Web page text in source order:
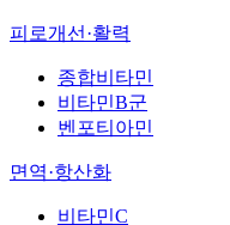
피로개선·활력
종합비타민
비타민B군
벤포티아민
면역·항산화
비타민C